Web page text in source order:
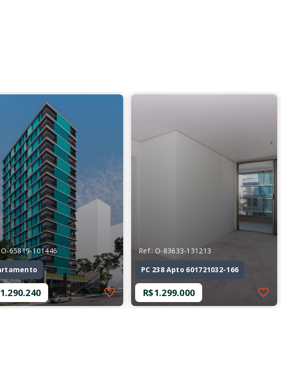
O-65819-101446
Ref.: O-83633-131213
PC 238 Apto 601721032-166
R$1.299.000